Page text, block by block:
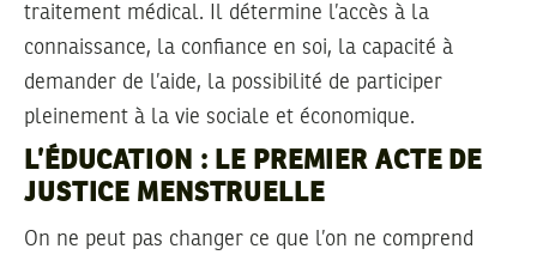
traitement médical. Il détermine l’accès à la
connaissance, la confiance en soi, la capacité à
demander de l’aide, la possibilité de participer
pleinement à la vie sociale et économique.
L’ÉDUCATION : LE PREMIER ACTE DE
JUSTICE MENSTRUELLE
On ne peut pas changer ce que l’on ne comprend